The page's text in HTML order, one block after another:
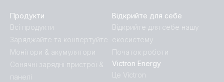
Продукти
Всі продукти
Заряджайте та конвертуйте
Монітори & акумулятори
Сонячні зарядні пристрої &
панелі
Відкрийте для себе
Відкрийте для себе нашу
екосистему
Початок роботи
Victron Energy
Це Victron